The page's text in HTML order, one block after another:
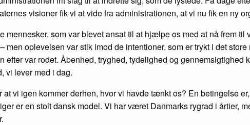
visioner fik vi at vide fra administrationen, at vi nu fik en ny
mennesker, som var blevet ansat til at hjælpe os med at nå frem til
men oplevelsen var stik imod de intentioner, som er trykt i det
efter var rodet. Åbenhed, tryghed, tydelighed og gennemsigtighed
vi lever med i dag.
at vi igen kommer derhen, hvor vi havde tænkt os? En betingelse
er en stolt dansk model. Vi har været Danmarks rygrad i årtier,